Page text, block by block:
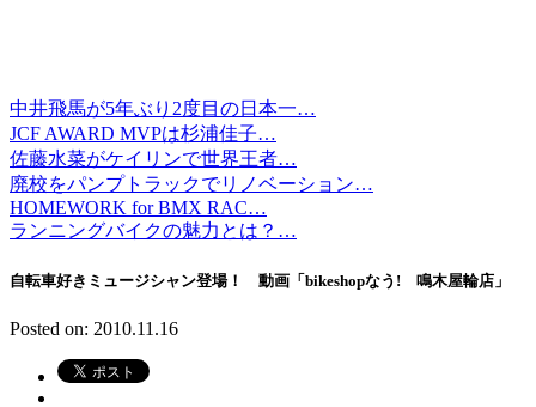
中井飛馬が5年ぶり2度目の日本一…
JCF AWARD MVPは杉浦佳子…
佐藤水菜がケイリンで世界王者…
廃校をパンプトラックでリノベーション…
HOMEWORK for BMX RAC…
ランニングバイクの魅力とは？…
自転車好きミュージシャン登場！ 動画「bikeshopなう! 鳴木屋輪店」
Posted on: 2010.11.16